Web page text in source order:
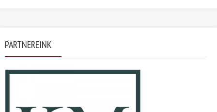
PARTNEREINK